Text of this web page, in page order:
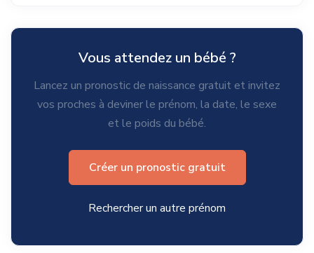
Vous attendez un bébé ?
Lancez un pronostic de naissance gratuit et invitez
vos proches à deviner le prénom, la date, le sexe
et le poids du bébé.
Créer un pronostic gratuit
Rechercher un autre prénom